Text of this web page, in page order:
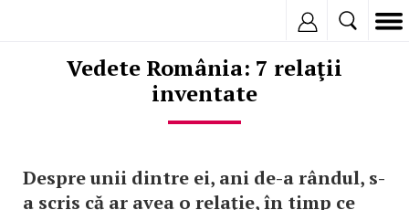
Vedete România: 7 relaţii
inventate
Despre unii dintre ei, ani de-a rândul, s-
a scris că ar avea o relaţie, în timp ce